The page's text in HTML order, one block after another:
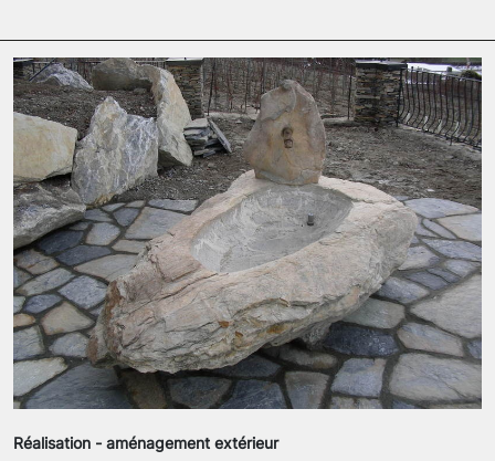
Réalisation - aménagement extérieur